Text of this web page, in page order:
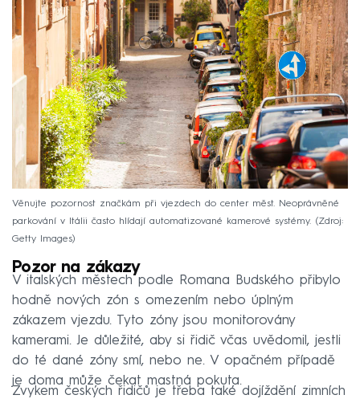
Věnujte pozornost značkám při vjezdech do center měst. Neoprávněné
parkování v Itálii často hlídají automatizované kamerové systémy.
Zdroj:
Getty Images
Pozor na zákazy
V italských městech podle Romana Budského přibylo
hodně nových zón s omezením nebo úplným
zákazem vjezdu. Tyto zóny jsou monitorovány
kamerami. Je důležité, aby si řidič včas uvědomil, jestli
do té dané zóny smí, nebo ne. V opačném případě
je doma může čekat mastná pokuta.
Zvykem českých řidičů je třeba také dojíždění zimních